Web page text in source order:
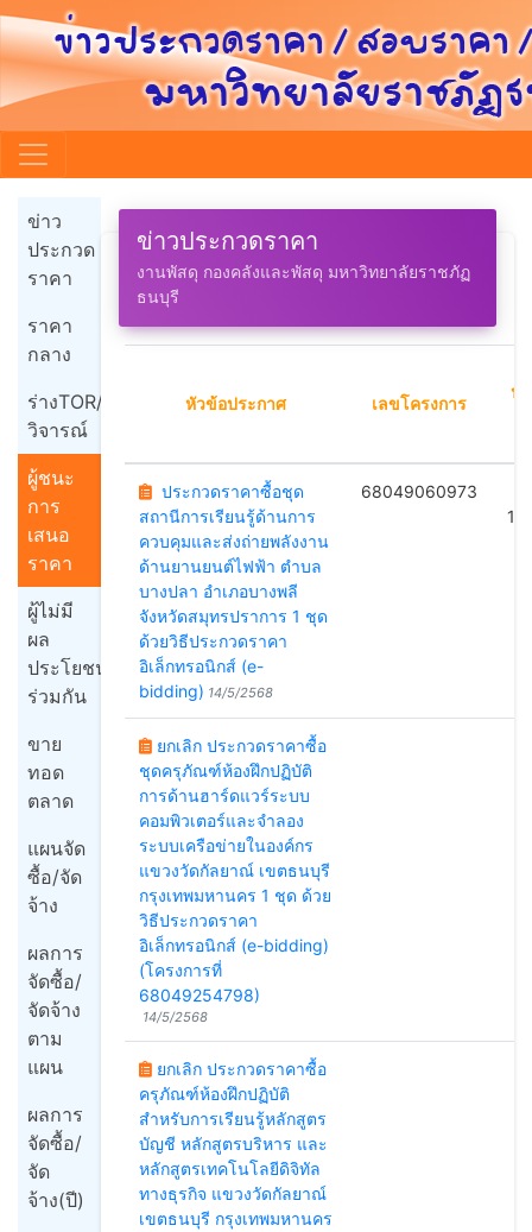
ข่าว
ประกวด
ราคา
ราคา
กลาง
ร่างTOR/
วิจารณ์
ผู้ชนะ
การ
เสนอ
ราคา
ผู้ไม่มี
ผล
ประโยชน์
ร่วมกัน
ขาย
ทอด
ตลาด
แผนจัด
ซื้อ/จัด
จ้าง
ผลการ
จัดซื้อ/
จัดจ้าง
ตาม
แผน
ผลการ
จัดซื้อ/
จัด
จ้าง(ปี)
ข่าวประกวดราคา
งานพัสดุ กองคลังและพัสดุ มหาวิทยาลัยราชภัฏ
ธนบุรี
หัวข้อประกาศ เลขโครงการ
ป
ประกวดราคาซื้อชุด
สถานีการเรียนรู้ด้านการ
ควบคุมและส่งถ่ายพลังงาน
ด้านยานยนต์ไฟฟ้า ตำบล
บางปลา อำเภอบางพลี
จังหวัดสมุทรปราการ 1 ชุด
ด้วยวิธีประกวดราคา
อิเล็กทรอนิกส์ (e-
bidding) 14/5/2568
68049060973
ยกเลิก ประกวดราคาซื้อ
ชุดครุภัณฑ์ห้องฝึกปฏิบัติ
การด้านฮาร์ดแวร์ระบบ
คอมพิวเตอร์และจำลอง
ระบบเครือข่ายในองค์กร
แขวงวัดกัลยาณ์ เขตธนบุรี
กรุงเทพมหานคร 1 ชุด ด้วย
วิธีประกวดราคา
อิเล็กทรอนิกส์ (e-bidding)
(โครงการที่
68049254798)
14/5/2568
ยกเลิก ประกวดราคาซื้อ
ครุภัณฑ์ห้องฝึกปฏิบัติ
สำหรับการเรียนรู้หลักสูตร
บัญชี หลักสูตรบริหาร และ
หลักสูตรเทคโนโลยีดิจิทัล
ทางธุรกิจ แขวงวัดกัลยาณ์
เขตธนบุรี กรุงเทพมหานคร